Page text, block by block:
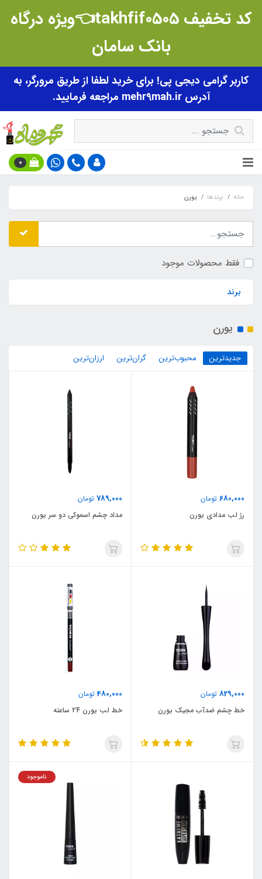
کد تخفیف takhfif0505👈ویژه درگاه
بانک سامان
کاربر گرامی دیجی پی! برای خرید لطفا از طریق مرورگر، به
آدرس mehr9mah.ir مراجعه فرمایید.
0
خانه برندها یورن
فقط محصولات موجود
برند
یورن
جدیدترین محبوب‌ترین گران‌ترین ارزان‌ترین
680,000 تومان
رژ لب مدادی یورن
789,000 تومان
مداد چشم اسموکی دو سر یورن
829,000 تومان
خط چشم ضدآب مجیک یورن
480,000تومان
خط لب یورن 24 ساعته
ناموجود